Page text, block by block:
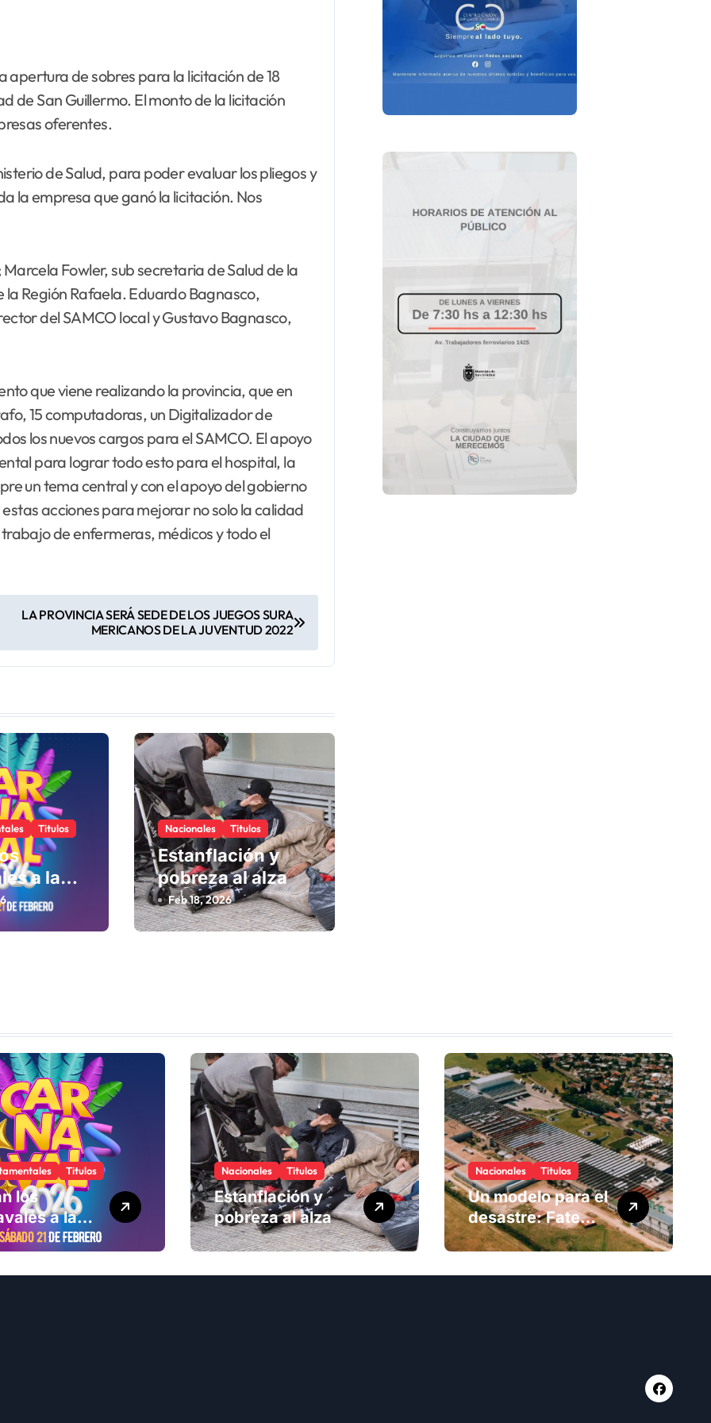
de San Guillermo. El monto de la licitación
oferentes.
de Salud, para poder evaluar los pliegos y
la empresa que ganó la licitación. Nos
Fowler, sub secretaria de Salud de la
Región Rafaela. Eduardo Bagnasco,
del SAMCO local y Gustavo Bagnasco,
que viene realizando la provincia, que en
15 computadoras, un Digitalizador de
los nuevos cargos para el SAMCO. El apoyo
para lograr todo esto para el hospital, la
un tema central y con el apoyo del gobierno
acciones para mejorar no solo la calidad
de enfermeras, médicos y todo el
LA PROVINCIA SERÁ SEDE DE LOS JUEGOS SURA
MERICANOS DE LA JUVENTUD 2022
Titulos
a la
Nacionales Titulos
Estanflación y
pobreza al alza
Feb 18, 2026
Titulos
los
a la
Nacionales Titulos
Estanflación y
pobreza al alza
Nacionales Titulos
Un modelo para el
desastre: Fate
anuncia su cierre
despide a más de